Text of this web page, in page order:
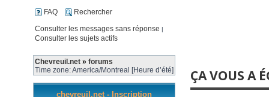
FAQ
Rechercher
Consulter les messages sans réponse |
Consulter les sujets actifs
Chevreuil.net » forums
Time zone: America/Montreal [Heure d’été]
chevreuil.net - Inscription
ÇA VOUS A